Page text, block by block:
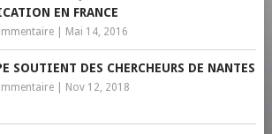
EN FRANCE
| Mai 14, 2016
SOUTIENT DES CHERCHEURS DE NANTES
| Nov 12, 2018